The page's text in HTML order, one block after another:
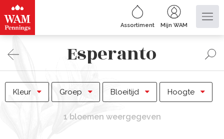
Assortiment Mijn WAM
Esperanto
Kleur Groep Bloeitijd Hoogte
1 bloemen weergegeven